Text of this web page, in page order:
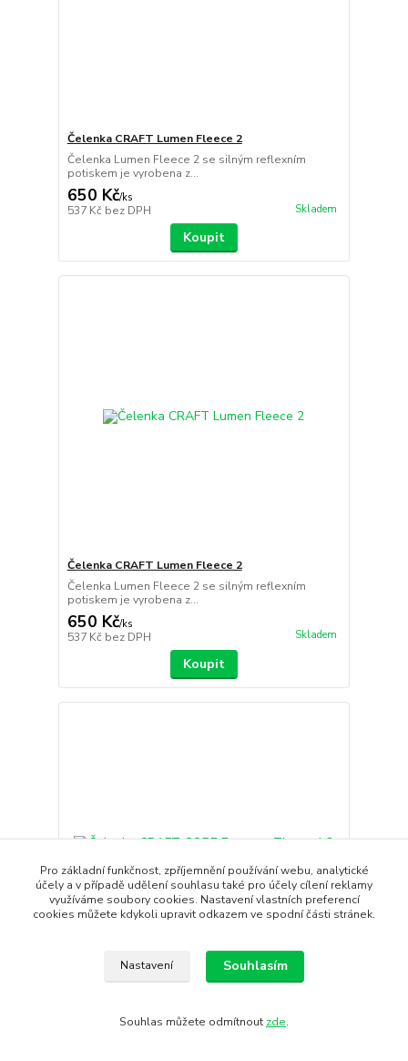
Čelenka CRAFT Lumen Fleece 2
Čelenka Lumen Fleece 2 se silným reflexním
potiskem je vyrobena z...
650 Kč/ks
537 Kč bez DPH Skladem
Koupit
Čelenka CRAFT Lumen Fleece 2
Čelenka Lumen Fleece 2 se silným reflexním
potiskem je vyrobena z...
650 Kč/ks
537 Kč bez DPH Skladem
Koupit
vyrobená z příjem...
Pro základní funkčnost, zpříjemnění používání webu, analytické
účely a v případě udělení souhlasu také pro účely cílení reklamy
využíváme soubory cookies. Nastavení vlastních preferencí
cookies můžete kdykoli upravit odkazem ve spodní části stránek.
Nastavení Souhlasím
Souhlas můžete odmítnout zde.